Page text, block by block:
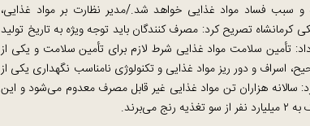
سبب فساد مواد غذایی خواهد شد./مدیر نظارت بر مواد غذایی،
کرمانشاه تصریح کرد: مصرف کنندگان باید توجه ویژه به تاریخ تولید
تأمین سلامت مواد غذایی شرط لازم برای تأمین سلامت و یکی از
و دور ریز مواد غذایی و تکنولوژی نامناسب نگهداری یکی از
هزاران تن مواد غذایی غیر قابل مصرف معدوم می‌شود و این